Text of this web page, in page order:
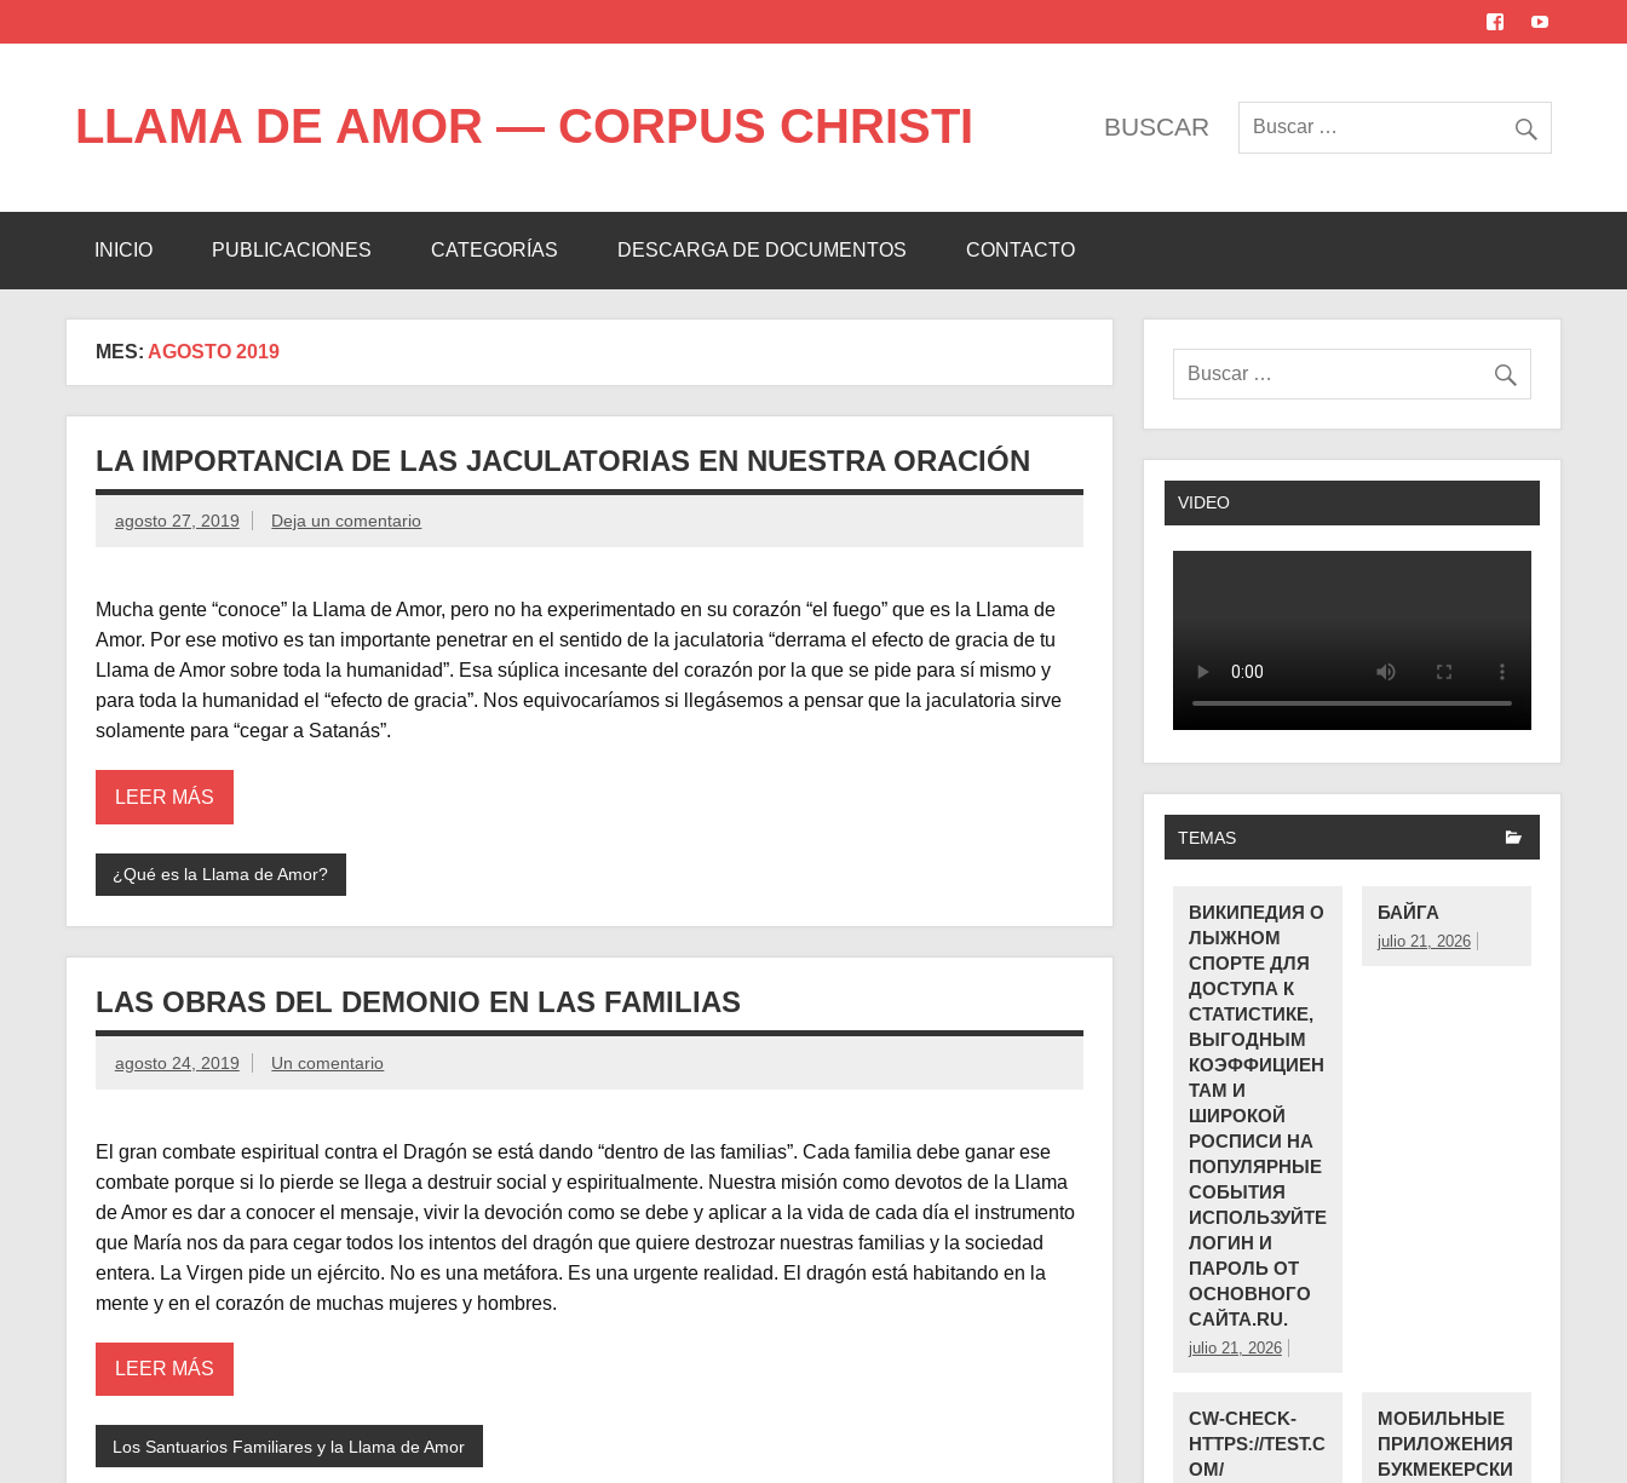
contenido
LLAMA DE AMOR — CORPUS CHRISTI BUSCAR
INICIO PUBLICACIONES CATEGORÍAS DESCARGA DE DOCUMENTOS CONTACTO
MES: AGOSTO 2019
LA IMPORTANCIA DE LAS JACULATORIAS EN NUESTRA ORACIÓN
agosto 27, 2019 Deja un comentario
Mucha gente “conoce” la Llama de Amor, pero no ha experimentado en su corazón “el fuego” que es la Llama de
Amor. Por ese motivo es tan importante penetrar en el sentido de la jaculatoria “derrama el efecto de gracia de tu
Llama de Amor sobre toda la humanidad”. Esa súplica incesante del corazón por la que se pide para sí mismo y
para toda la humanidad el “efecto de gracia”. Nos equivocaríamos si llegásemos a pensar que la jaculatoria sirve
solamente para “cegar a Satanás”.
LEER MÁS
¿Qué es la Llama de Amor?
LAS OBRAS DEL DEMONIO EN LAS FAMILIAS
agosto 24, 2019 Un comentario
El gran combate espiritual contra el Dragón se está dando “dentro de las familias”. Cada familia debe ganar ese
combate porque si lo pierde se llega a destruir social y espiritualmente. Nuestra misión como devotos de la Llama
de Amor es dar a conocer el mensaje, vivir la devoción como se debe y aplicar a la vida de cada día el instrumento
que María nos da para cegar todos los intentos del dragón que quiere destrozar nuestras familias y la sociedad
entera. La Virgen pide un ejército. No es una metáfora. Es una urgente realidad. El dragón está habitando en la
mente y en el corazón de muchas mujeres y hombres.
LEER MÁS
Los Santuarios Familiares y la Llama de Amor
VIDEO
TEMAS
ВИКИПЕДИЯ О
ЛЫЖНОМ
СПОРТЕ ДЛЯ
ДОСТУПА К
СТАТИСТИКЕ,
ВЫГОДНЫМ
КОЭФФИЦИЕН
ТАМ И
ШИРОКОЙ
РОСПИСИ НА
ПОПУЛЯРНЫЕ
СОБЫТИЯ
ИСПОЛЬЗУЙТЕ
ЛОГИН И
ПАРОЛЬ ОТ
ОСНОВНОГО
САЙТА.RU.
julio 21, 2026
БАЙГА
julio 21, 2026
CW-CHECK-
HTTPS://TEST.C
OM/
МОБИЛЬНЫЕ
ПРИЛОЖЕНИЯ
БУКМЕКЕРСКИ